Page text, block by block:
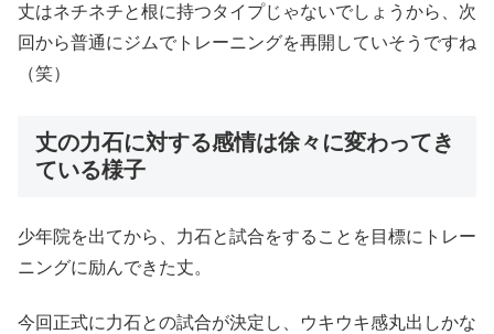
丈はネチネチと根に持つタイプじゃないでしょうから、次
回から普通にジムでトレーニングを再開していそうですね
（笑）
丈の力石に対する感情は徐々に変わってき
ている様子
少年院を出てから、力石と試合をすることを目標にトレー
ニングに励んできた丈。
今回正式に力石との試合が決定し、ウキウキ感丸出しかな